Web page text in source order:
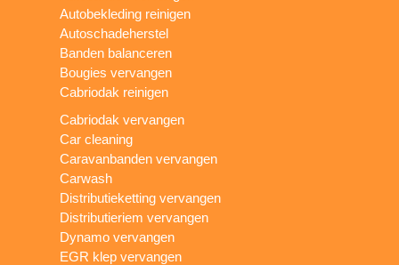
Autobekleding reinigen
Autoschadeherstel
Banden balanceren
Bougies vervangen
Cabriodak reinigen
Cabriodak vervangen
Car cleaning
Caravanbanden vervangen
Carwash
Distributieketting vervangen
Distributieriem vervangen
Dynamo vervangen
EGR klep vervangen